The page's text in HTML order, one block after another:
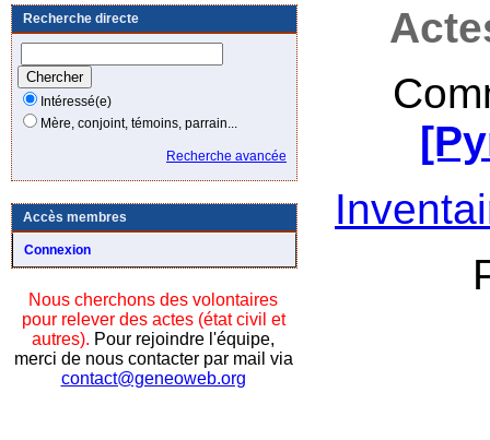
Recherche directe
Intéressé(e)
Mère, conjoint, témoins, parrain...
Recherche avancée
Accès membres
Connexion
Nous cherchons des volontaires
pour relever des actes (état civil et
autres). Pour rejoindre l'équipe,
merci de nous contacter par mail via
contact@geneoweb.org